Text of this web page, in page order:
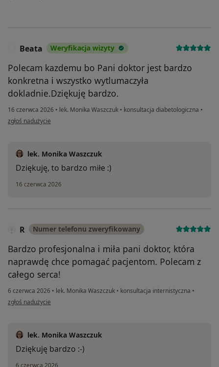
Beata Weryfikacja wizyty
Polecam kazdemu bo Pani doktor jest bardzo
konkretna i wszystko wytlumaczyła
dokladnie.Dziękuję bardzo.
16 czerwca 2026 • lek. Monika Waszczuk • konsultacja diabetologiczna •
w opinii użytkownika Beata
zgłoś nadużycie
lek. Monika Waszczuk
Dziękuję, to bardzo miłe :)
16 czerwca 2026
R Numer telefonu zweryfikowany
Bardzo profesjonalna i miła pani doktor, która
naprawdę chce pomagać pacjentom. Polecam z
całego serca!
6 czerwca 2026 • lek. Monika Waszczuk • konsultacja internistyczna •
w opinii użytkownika R
zgłoś nadużycie
lek. Monika Waszczuk
Dziękuję bardzo :-)
6 czerwca 2026